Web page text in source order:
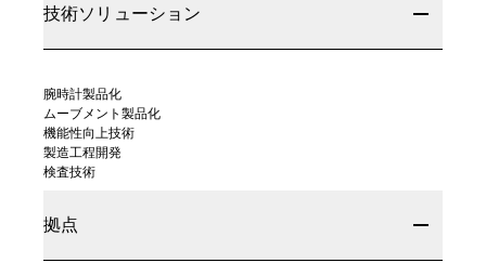
技術ソリューション
腕時計製品化
ムーブメント製品化
機能性向上技術
製造工程開発
検査技術
拠点